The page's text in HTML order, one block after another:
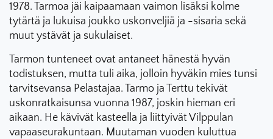
1978. Tarmoa jäi kaipaamaan vaimon lisäksi kolme
tytärtä ja lukuisa joukko uskonveljiä ja -sisaria sekä
muut ystävät ja sukulaiset.
Tarmon tunteneet ovat antaneet hänestä hyvän
todistuksen, mutta tuli aika, jolloin hyväkin mies tunsi
tarvitsevansa Pelastajaa. Tarmo ja Terttu tekivät
uskonratkaisunsa vuonna 1987, joskin hieman eri
aikaan. He kävivät kasteella ja liittyivät Vilppulan
vapaaseurakuntaan. Muutaman vuoden kuluttua